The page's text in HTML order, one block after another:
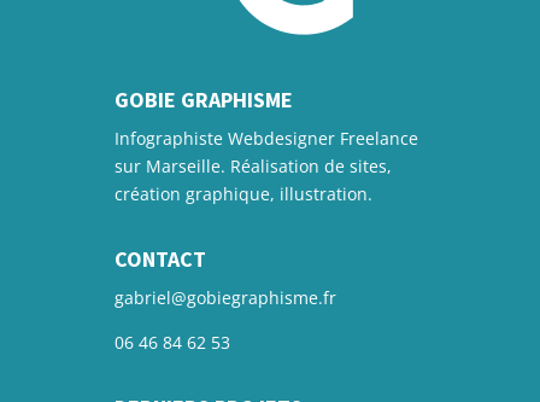
GOBIE GRAPHISME
Infographiste Webdesigner Freelance
sur Marseille. Réalisation de sites,
création graphique, illustration.
CONTACT
gabriel@gobiegraphisme.fr
06 46 84 62 53